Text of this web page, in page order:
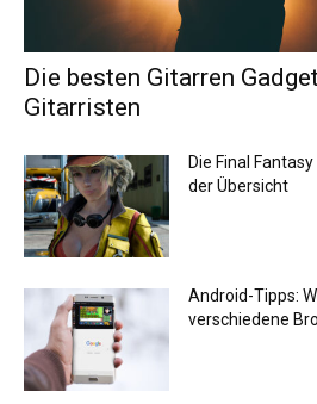
Die besten Gitarren
Gitarristen
Die Final
der Übersicht
Android-Tipps:
verschiedene